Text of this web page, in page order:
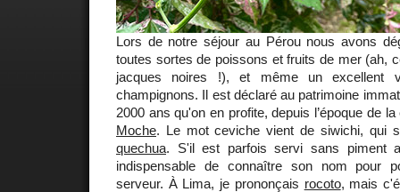
Lors de notre séjour au Pérou nous avons
toutes sortes de poissons et fruits de mer (ah,
jacques noires !), et même un excellent
champignons. Il est déclaré au patrimoine
2000 ans qu'on en profite, depuis l’époque de
Moche. Le mot ceviche vient de siwichi, qui
quechua. S'il est parfois servi sans piment
indispensable de connaître son nom pour
serveur. À Lima, je prononçais rocoto, mais